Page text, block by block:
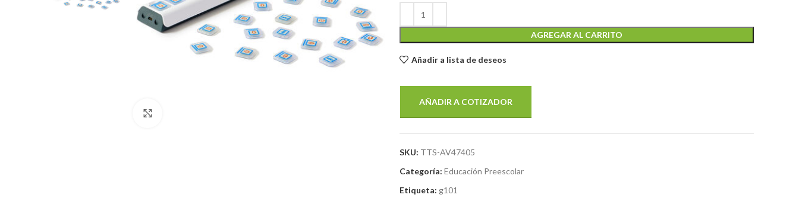
AGREGAR AL CARRITO
Añadir a lista de deseos
AÑADIR A COTIZADOR
SKU: TTS-AV47405
Categoría: Educación Preescolar
Etiqueta: g101